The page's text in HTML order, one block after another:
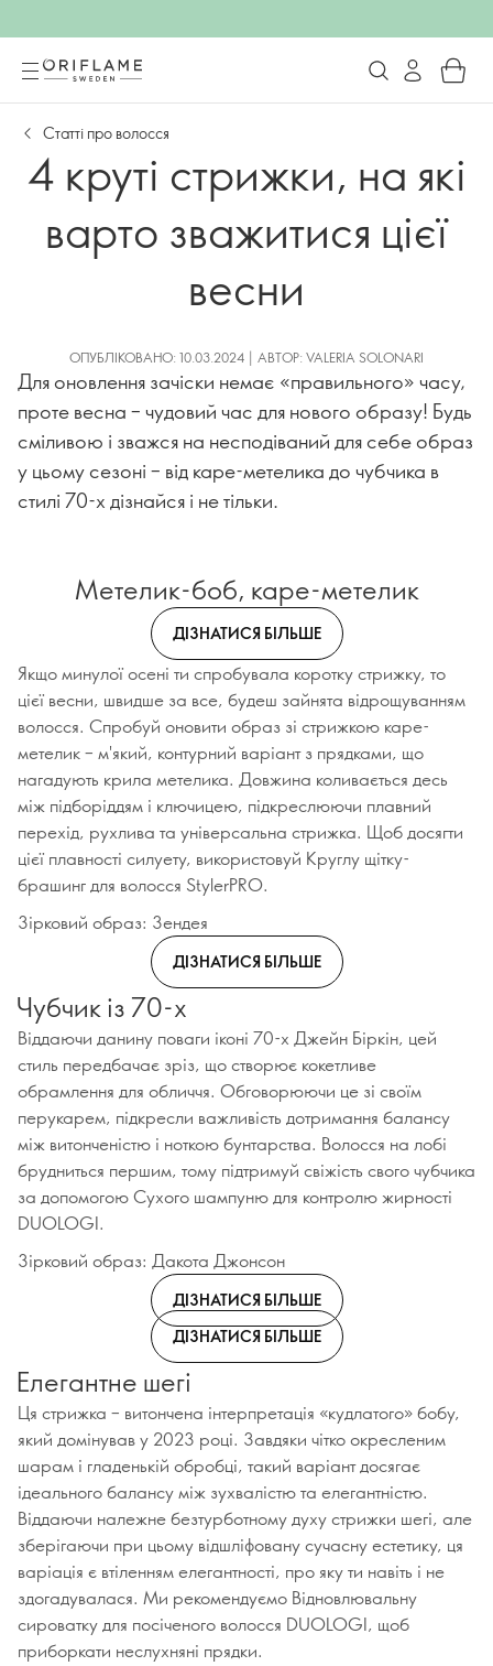
Статті про волосся
4 круті стрижки, на які
варто зважитися цієї
весни
ОПУБЛІКОВАНО: 10.03.2024 | АВТОР: VALERIA SOLONARI
Для оновлення зачіски немає «правильного» часу,
проте весна – чудовий час для нового образу! Будь
сміливою і зважся на несподіваний для себе образ
у цьому сезоні – від каре-метелика до чубчика в
стилі 70-х дізнайся і не тільки.
Метелик-боб, каре-метелик
ДІЗНАТИСЯ БІЛЬШЕ
Якщо минулої осені ти спробувала коротку стрижку, то
цієї весни, швидше за все, будеш зайнята відрощуванням
волосся. Спробуй оновити образ зі стрижкою каре-
метелик – м'який, контурний варіант з прядками, що
нагадують крила метелика. Довжина коливається десь
між підборіддям і ключицею, підкреслюючи плавний
перехід, рухлива та універсальна стрижка. Щоб досягти
цієї плавності силуету, використовуй Круглу щітку-
брашинг для волосся StylerPRO.
Зірковий образ: Зендея
ДІЗНАТИСЯ БІЛЬШЕ
Чубчик із 70-х
Віддаючи данину поваги іконі 70-х Джейн Біркін, цей
стиль передбачає зріз, що створює кокетливе
обрамлення для обличчя. Обговорюючи це зі своїм
перукарем, підкресли важливість дотримання балансу
між витонченістю і ноткою бунтарства. Волосся на лобі
брудниться першим, тому підтримуй свіжість свого чубчика
за допомогою Сухого шампуню для контролю жирності
DUOLOGI.
Зірковий образ: Дакота Джонсон
ДІЗНАТИСЯ БІЛЬШЕ
ДІЗНАТИСЯ БІЛЬШЕ
Елегантне шегі
Ця стрижка – витончена інтерпретація «кудлатого» бобу,
який домінував у 2023 році. Завдяки чітко окресленим
шарам і гладенькій обробці, такий варіант досягає
ідеального балансу між зухвалістю та елегантністю.
Віддаючи належне безтурботному духу стрижки шегі, але
зберігаючи при цьому відшліфовану сучасну естетику, ця
варіація є втіленням елегантності, про яку ти навіть і не
здогадувалася. Ми рекомендуємо Відновлювальну
сироватку для посіченого волосся DUOLOGI, щоб
приборкати неслухняні прядки.